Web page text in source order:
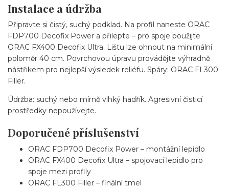
Instalace a údržba
Připravte si čistý, suchý podklad. Na profil naneste ORAC
FDP700 Decofix Power a přilepte – pro spoje použijte
ORAC FX400 Decofix Ultra. Lištu lze ohnout na minimální
poloměr 40 cm. Povrchovou úpravu provádějte výhradně
nástřikem pro nejlepší výsledek reliéfu. Spáry: ORAC FL300
Filler.
Údržba: suchý nebo mírně vlhký hadřík. Agresivní čisticí
prostředky nepoužívejte.
Doporučené příslušenství
ORAC FDP700 Decofix Power – montážní lepidlo
ORAC FX400 Decofix Ultra – spojovací lepidlo pro
spoje mezi profily
ORAC FL300 Filler – finální tmel